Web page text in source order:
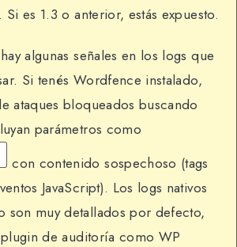
es 1.3 o anterior, estás expuesto.
algunas señales en los logs que
Si tenés Wordfence instalado,
ataques bloqueados buscando
parámetros como
con contenido sospechoso (tags
JavaScript). Los logs nativos
son muy detallados por defecto,
de auditoría como WP